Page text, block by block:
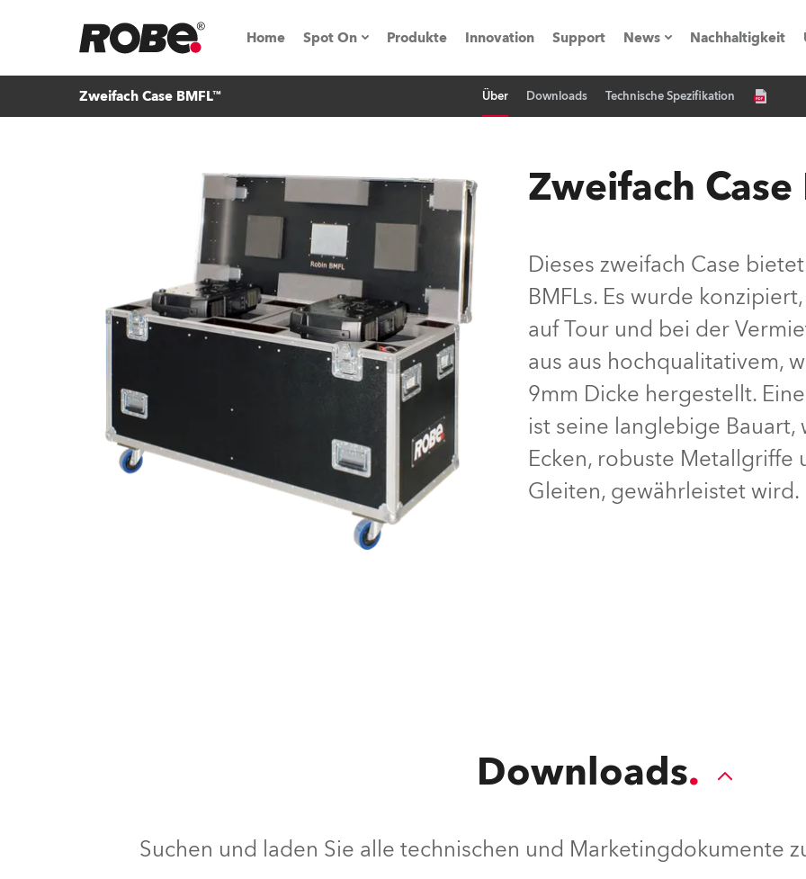
Home Spot On
NRG (Next Robe Generation)
Germany
iSeries
Tipps, Tricks und Tutorials
RoboSpot Tutorials
Robe On Location
Robe On The Road
Robe lighting's technology SHED
ProMotion Lighting
Produkte Innovation Support News
Pressemitteilungen
Nachhaltigkeit
Zweifach Case BMFL™ Über Downloads Technische Spezifikation
Zweifach Case
Dieses zweifach Case
BMFLs. Es wurde
auf Tour und bei der
aus aus hochqualitativem,
9mm Dicke hergestellt.
ist seine langlebige
Ecken, robuste
Gleiten, gewährleistet wird.
Downloads
Suchen und laden Sie alle technischen und Marketingdokumente